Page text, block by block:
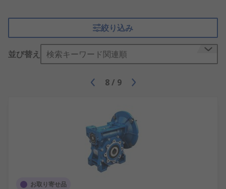
絞り込み
並び替え 検索キーワード関連順
8 / 9
お取り寄せ品